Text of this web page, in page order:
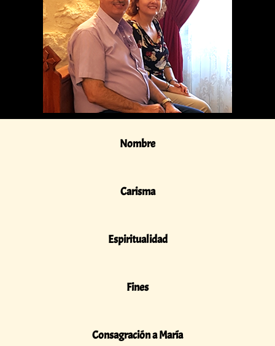
Nombre
Carisma
Espiritualidad
Fines
Consagración a María